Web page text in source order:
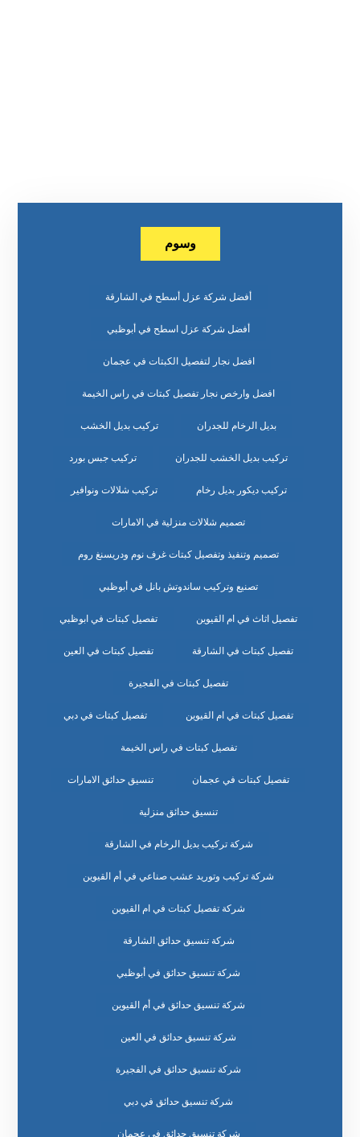
وسوم
أفضل شركة عزل أسطح في الشارقة
أفضل شركة عزل اسطح في أبوظبي
افضل نجار لتفصيل الكبتات في عجمان
افضل وارخص نجار تفصيل كبتات في راس الخيمة
بديل الرخام للجدران تركيب بديل الخشب
تركيب بديل الخشب للجدران تركيب جبس بورد
تركيب ديكور بديل رخام تركيب شلالات ونوافير
تصميم شلالات منزلية في الامارات
تصميم وتنفيذ وتفصيل كبتات غرف نوم ودريسنغ روم
تصنيع وتركيب ساندوتش بانل في أبوظبي
تفصيل اثاث في ام القيوين تفصيل كبتات في ابوظبي
تفصيل كبتات في الشارقة تفصيل كبتات في العين
تفصيل كبتات في الفجيرة
تفصيل كبتات في ام القيوين تفصيل كبتات في دبي
تفصيل كبتات في راس الخيمة
تفصيل كبتات في عجمان تنسيق حدائق الامارات
تنسيق حدائق منزلية
شركة تركيب بديل الرخام في الشارقة
شركة تركيب وتوريد عشب صناعي في أم القيوين
شركة تفصيل كبتات في ام القيوين
شركة تنسيق حدائق الشارقة
شركة تنسيق حدائق في أبوظبي
شركة تنسيق حدائق في أم القيوين
شركة تنسيق حدائق في العين
شركة تنسيق حدائق في الفجيرة
شركة تنسيق حدائق في دبي
شركة تنسيق حدائق في عجمان